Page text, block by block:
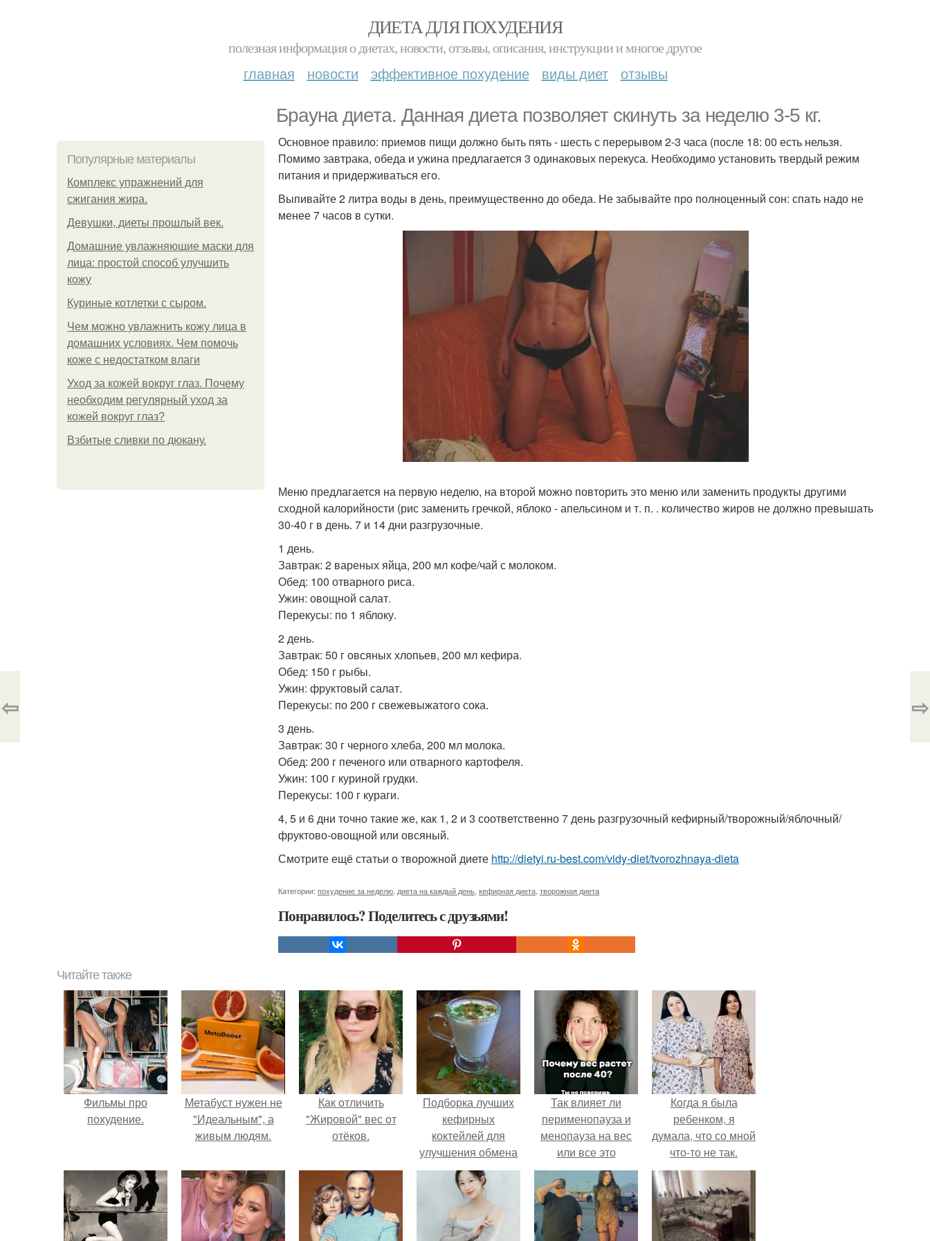
ДИЕТА ДЛЯ ПОХУДЕНИЯ
полезная информация о диетах, новости, отзывы, описания, инструкции и многое другое
главная новости эффективное похудение виды диет отзывы
Брауна диета. Данная диета позволяет скинуть за неделю 3-5 кг.
Популярные материалы
Комплекс упражнений для
сжигания жира.
Девушки, диеты прошлый век.
Домашние увлажняющие маски для
лица: простой способ улучшить
кожу
Куриные котлетки с сыром.
Чем можно увлажнить кожу лица в
домашних условиях. Чем помочь
коже с недостатком влаги
Уход за кожей вокруг глаз. Почему
необходим регулярный уход за
кожей вокруг глаз?
Взбитые сливки по дюкану.
Основное правило: приемов пищи должно быть пять - шесть с перерывом 2-3 часа (после 18: 00 есть нельзя.
Помимо завтрака, обеда и ужина предлагается 3 одинаковых перекуса. Необходимо установить твердый режим
питания и придерживаться его.
Выпивайте 2 литра воды в день, преимущественно до обеда. Не забывайте про полноценный сон: спать надо не
менее 7 часов в сутки.
Меню предлагается на первую неделю, на второй можно повторить это меню или заменить продукты другими
сходной калорийности (рис заменить гречкой, яблоко - апельсином и т. п. . количество жиров не должно превышать
30-40 г в день. 7 и 14 дни разгрузочные.
1 день.
Завтрак: 2 вареных яйца, 200 мл кофе/чай с молоком.
Обед: 100 отварного риса.
Ужин: овощной салат.
Перекусы: по 1 яблоку.
2 день.
Завтрак: 50 г овсяных хлопьев, 200 мл кефира.
Обед: 150 г рыбы.
Ужин: фруктовый салат.
Перекусы: по 200 г свежевыжатого сока.
3 день.
Завтрак: 30 г черного хлеба, 200 мл молока.
Обед: 200 г печеного или отварного картофеля.
Ужин: 100 г куриной грудки.
Перекусы: 100 г кураги.
4, 5 и 6 дни точно такие же, как 1, 2 и 3 соответственно 7 день разгрузочный кефирный/творожный/яблочный/
фруктово-овощной или овсяный.
Смотрите ещё статьи о творожной диете http://dietyi.ru-best.com/vidy-diet/tvorozhnaya-dieta
Категории: похудение за неделю диета на каждый день кефирная диета творожная диета
Понравилось? Поделитесь с друзьями!
⇦ ⇨
Читайте также
Фильмы про
похудение.
Метабуст нужен не
"Идеальным", а
живым людям.
Как отличить
"Жировой" вес от
отёков.
Подборка лучших
кефирных
коктейлей для
улучшения обмена
веществ и
укрепления
иммунитета.
Так влияет ли
перименопауза и
менопауза на вес
или все это
ерунда?
Когда я была
ребенком, я
думала, что со мной
что-то не так.